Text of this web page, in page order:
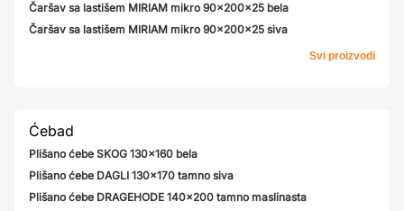
Čaršav sa lastišem MIRIAM mikro 90x200x25 bela
Čaršav sa lastišem MIRIAM mikro 90x200x25 siva
Svi proizvodi
Ćebad
Plišano ćebe SKOG 130x160 bela
Plišano ćebe DAGLI 130x170 tamno siva
Plišano ćebe DRAGEHODE 140x200 tamno maslinasta